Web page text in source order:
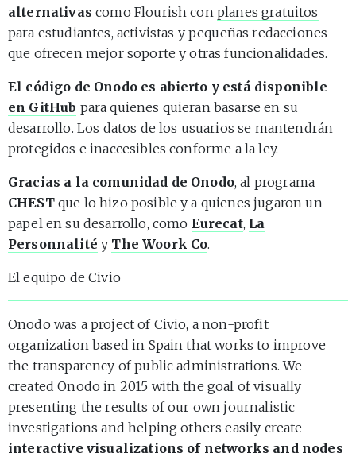
alternativas como Flourish con planes gratuitos
para estudiantes, activistas y pequeñas redacciones
que ofrecen mejor soporte y otras funcionalidades.
El código de Onodo es abierto y está disponible
en GitHub para quienes quieran basarse en su
desarrollo. Los datos de los usuarios se mantendrán
protegidos e inaccesibles conforme a la ley.
Gracias a la comunidad de Onodo, al programa
CHESTque lo hizo posible y a quienes jugaron un
papel en su desarrollo, como Eurecat, La
Personnalité y The Woork Co.
El equipo de Civio
Onodo was a project of Civio, a non-profit
organization based in Spain that works to improve
the transparency of public administrations. We
created Onodo in 2015 with the goal of visually
presenting the results of our own journalistic
investigations and helping others easily create
interactive visualizations of networks and nodes